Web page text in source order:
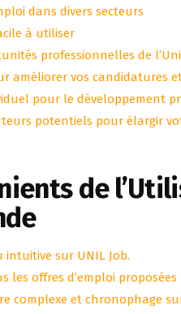
dans divers secteurs
à utiliser
professionnelles de
améliorer vos candidatures
pour le développement
potentiels pour élargir
de
sur UNIL Job.
les offres d’emploi proposées
complexe et chronophage